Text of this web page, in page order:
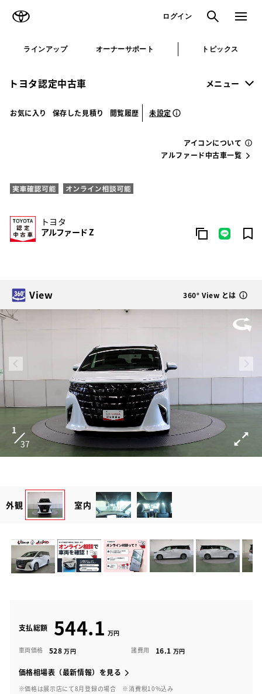
ログイン 検索 メニュ
ラインアップ オーナーサポート トピックス
トヨタ認定中古車 メニュー
お気に入り 保存した見積り 閲覧履歴 未設定
アイコンについて
アルファード中古車一覧
トヨタ
アルファード Z
View 360° View とは
1
37
外観 室内
支払総額 544.1
車両価格 528 諸費用 16.1
価格相場表（最新情報）を見る
※価格は展示店にて8月登録の場合 ※消費税10%込み